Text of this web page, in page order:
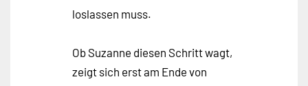
loslassen muss.
Ob Suzanne diesen Schritt wagt,
zeigt sich erst am Ende von